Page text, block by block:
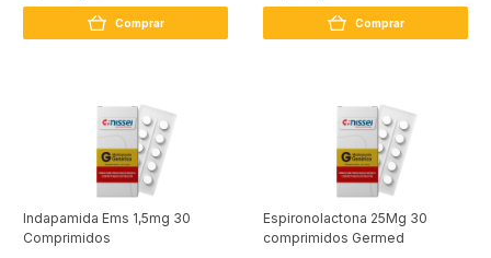
Comprar Comprar
Indapamida Ems 1,5mg 30
Comprimidos
Espironolactona 25Mg 30
comprimidos Germed